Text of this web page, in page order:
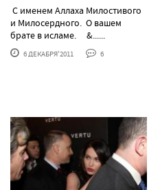
С именем Аллаха Милостивого
и Милосердного. О вашем
брате в исламе. &......
6 ДЕКАБРЯ'2011 6